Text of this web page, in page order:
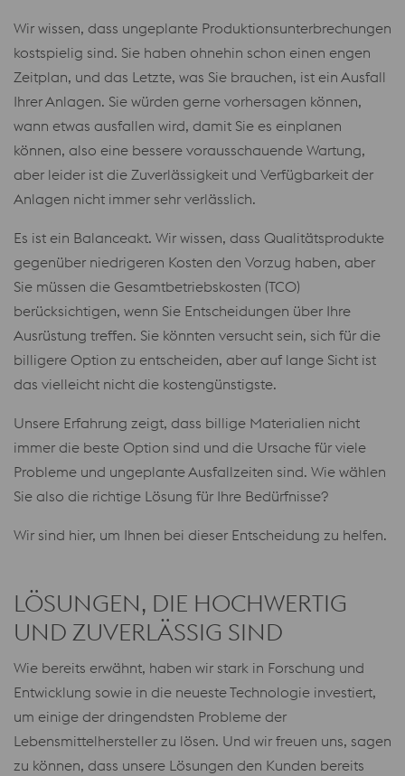
Wir wissen, dass ungeplante Produktionsunterbrechungen
kostspielig sind. Sie haben ohnehin schon einen engen
Zeitplan, und das Letzte, was Sie brauchen, ist ein Ausfall
Ihrer Anlagen. Sie würden gerne vorhersagen können,
wann etwas ausfallen wird, damit Sie es einplanen
können, also eine bessere vorausschauende Wartung,
aber leider ist die Zuverlässigkeit und Verfügbarkeit der
Anlagen nicht immer sehr verlässlich.
Es ist ein Balanceakt. Wir wissen, dass Qualitätsprodukte
gegenüber niedrigeren Kosten den Vorzug haben, aber
Sie müssen die Gesamtbetriebskosten (TCO)
berücksichtigen, wenn Sie Entscheidungen über Ihre
Ausrüstung treffen. Sie könnten versucht sein, sich für die
billigere Option zu entscheiden, aber auf lange Sicht ist
das vielleicht nicht die kostengünstigste.
Unsere Erfahrung zeigt, dass billige Materialien nicht
immer die beste Option sind und die Ursache für viele
Probleme und ungeplante Ausfallzeiten sind. Wie wählen
Sie also die richtige Lösung für Ihre Bedürfnisse?
Wir sind hier, um Ihnen bei dieser Entscheidung zu helfen.
LÖSUNGEN, DIE HOCHWERTIG
UND ZUVERLÄSSIG SIND
Wie bereits erwähnt, haben wir stark in Forschung und
Entwicklung sowie in die neueste Technologie investiert,
um einige der dringendsten Probleme der
Lebensmittelhersteller zu lösen. Und wir freuen uns, sagen
zu können, dass unsere Lösungen den Kunden bereits